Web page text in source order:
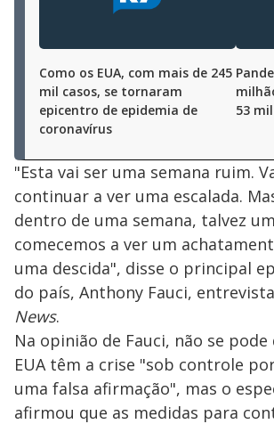
Como os EUA, com mais de 245
mil casos, se tornaram
epicentro de epidemia de
coronavírus
53
"Esta vai ser uma semana ruim.
continuar a ver uma escalada.
dentro de uma semana, talvez
comecemos a ver um
uma descida", disse o principal
do país, Anthony Fauci,
News.
Na opinião de Fauci, não se pode
EUA têm a crise "sob controle
uma falsa afirmação", mas o
afirmou que as medidas para